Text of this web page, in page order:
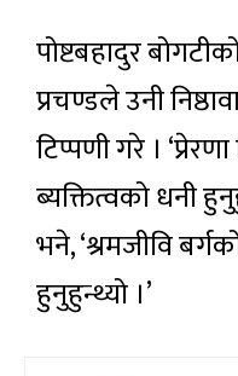
पोष्टबहादुर
प्रचण्डले उनी
टिप्पणी गरे ।
ब्यक्तित्वको धनी
भने, ‘श्रमजीवि
हुनुहुन्थ्यो ।’